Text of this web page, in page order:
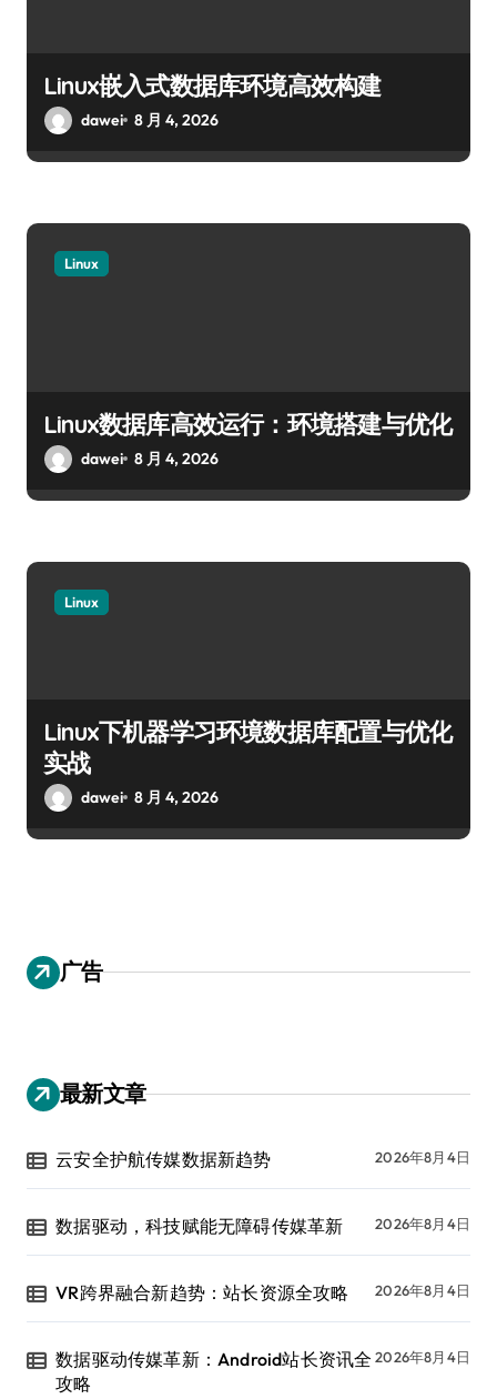
Linux嵌入式数据库环境高效构建
dawei 8 月 4, 2026
Linux
Linux数据库高效运行：环境搭建与优化
dawei 8 月 4, 2026
Linux
Linux下机器学习环境数据库配置与优化
实战
dawei 8 月 4, 2026
广告
最新文章
云安全护航传媒数据新趋势 2026年8月4日
数据驱动，科技赋能无障碍传媒革新 2026年8月4日
VR跨界融合新趋势：站长资源全攻略 2026年8月4日
数据驱动传媒革新：Android站长资讯全
攻略
2026年8月4日